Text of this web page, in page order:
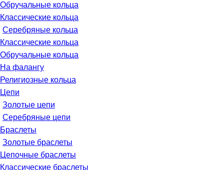
Обручальные кольца
Классические кольца
Серебряные кольца
Классические кольца
Обручальные кольца
На фалангу
Религиозные кольца
Цепи
Золотые цепи
Серебряные цепи
Браслеты
Золотые браслеты
Цепочные браслеты
Классические браслеты